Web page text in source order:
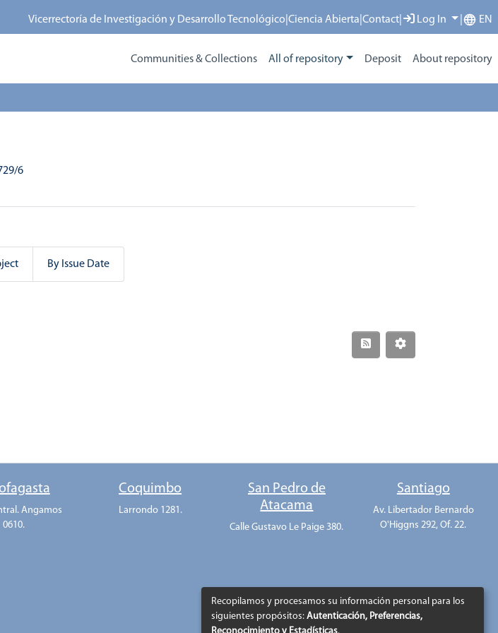
Vicerrectoría de Investigación y Desarrollo Tecnológico |Ciencia Abierta |Contact Log In EN
Communities & Collections All of repository Deposit About repository
6
By Issue Date
Angamos
0610.
Coquimbo
Larrondo 1281.
San Pedro de
Atacama
Calle Gustavo Le Paige 380.
Santiago
Av. Libertador Bernardo
O'Higgns 292, Of. 22.
Recopilamos y procesamos su información personal para los
siguientes propósitos: Autenticación, Preferencias,